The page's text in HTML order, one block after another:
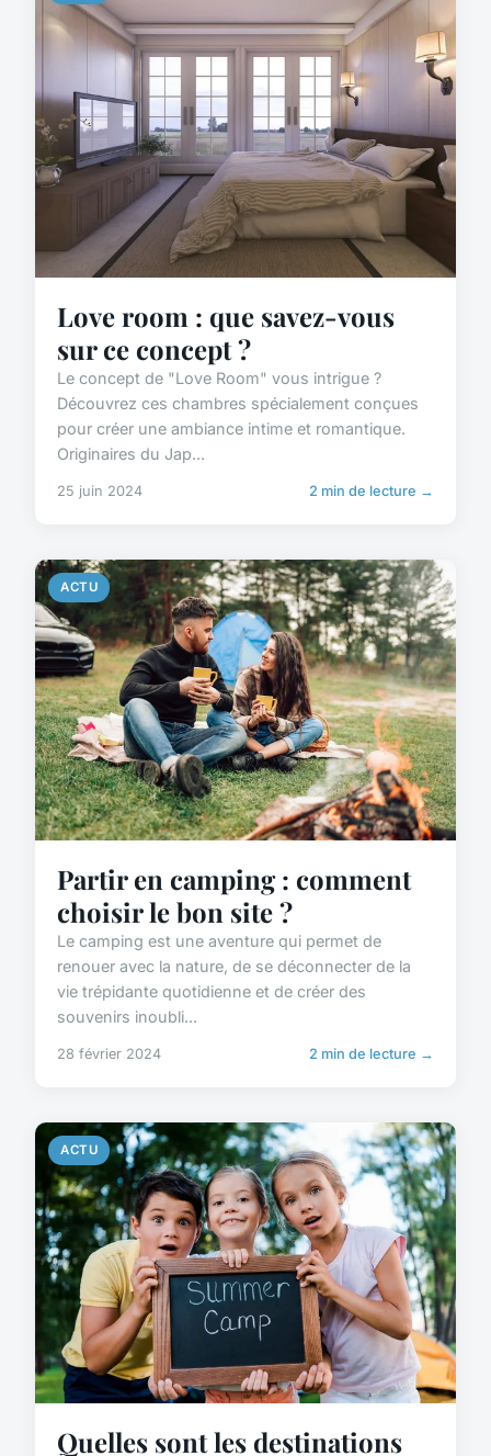
Love room : que savez-vous
sur ce concept ?
Le concept de "Love Room" vous intrigue ?
Découvrez ces chambres spécialement conçues
pour créer une ambiance intime et romantique.
Originaires du Jap...
25 juin 2024 2 min de lecture →
ACTU
Partir en camping : comment
choisir le bon site ?
Le camping est une aventure qui permet de
renouer avec la nature, de se déconnecter de la
vie trépidante quotidienne et de créer des
souvenirs inoubli...
28 février 2024 2 min de lecture →
ACTU
Quelles sont les destinations